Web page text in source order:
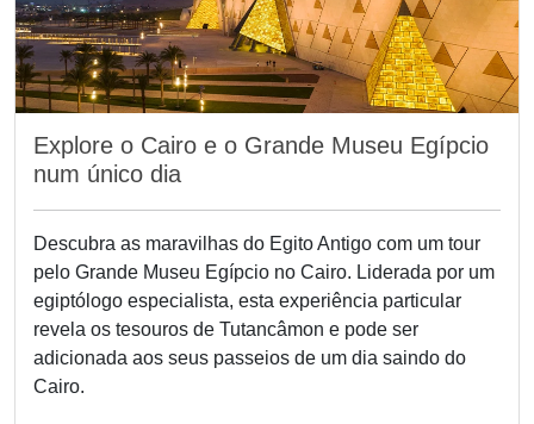
Explore o Cairo e o Grande Museu Egípcio
num único dia
Descubra as maravilhas do Egito Antigo com um tour
pelo Grande Museu Egípcio no Cairo. Liderada por um
egiptólogo especialista, esta experiência particular
revela os tesouros de Tutancâmon e pode ser
adicionada aos seus passeios de um dia saindo do
Cairo.